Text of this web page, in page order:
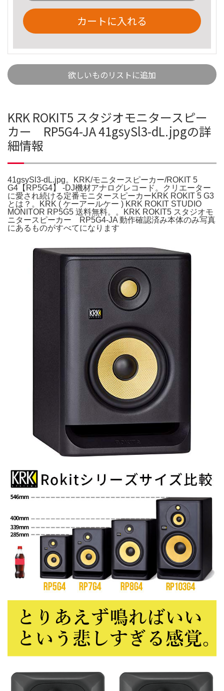
カートに入れる
欲しいものリストに追加
KRK ROKIT5 スタジオモニタースピー
カー RP5G4-JA 41gsySl3-dL.jpgの詳
細情報
41gsySl3-dL.jpg。KRK/モニタースピーカー/ROKIT 5
G4【RP5G4】 -DJ機材アナログレコード。クリエーター
に愛され続ける定番モニタースピーカーKRK ROKIT 5 G3
とは？。KRK ( ケーアールケー ) KRK ROKIT STUDIO
MONITOR RP5G5 送料無料。。KRK ROKIT5 スタジオモ
ニタースピーカー RP5G4-JA 動作確認済み本体のみ写真
にあるものがすべてになります